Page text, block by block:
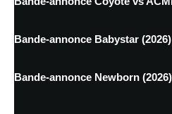
Bande-annonce Babystar
Bande-annonce Newborn